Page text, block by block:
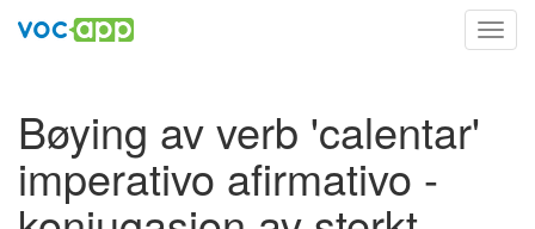
Bøying av verb 'calentar'
imperativo afirmativo -